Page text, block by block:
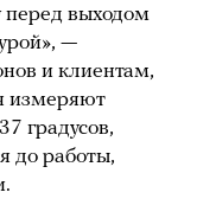
перед выходом
—
и клиентам,
измеряют
градусов,
до работы,